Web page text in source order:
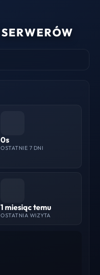
0s
OSTATNIE 7 DNI
1 miesiąc temu
OSTATNIA WIZYTA